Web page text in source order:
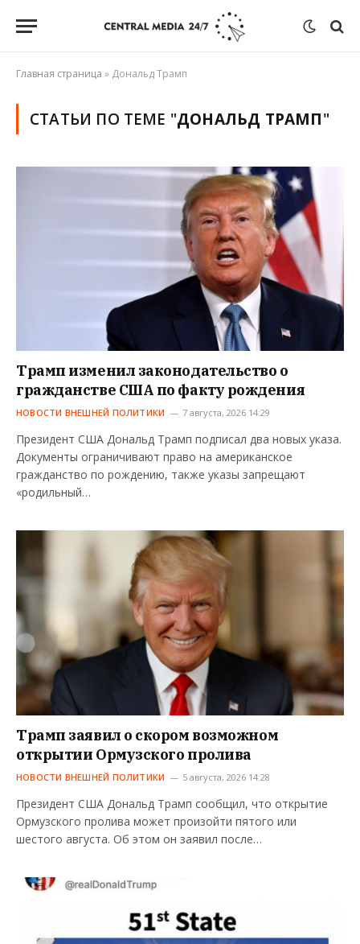
Главная страница » Дональд Трамп
СТАТЬИ ПО ТЕМЕ "ДОНАЛЬД ТРАМП"
Трамп изменил законодательство о
гражданстве США по факту рождения
НОВОСТИ ВНЕШНЕЙ ПОЛИТИКИ 7 августа, 2026 14:29
Президент США Дональд Трамп подписал два новых указа.
Документы ограничивают право на американское
гражданство по рождению, также указы запрещают
«родильный…
Трамп заявил о скором возможном
открытии Ормузского пролива
НОВОСТИ ВНЕШНЕЙ ПОЛИТИКИ 5 августа, 2026 14:28
Президент США Дональд Трамп сообщил, что открытие
Ормузского пролива может произойти пятого или
шестого августа. Об этом он заявил после…